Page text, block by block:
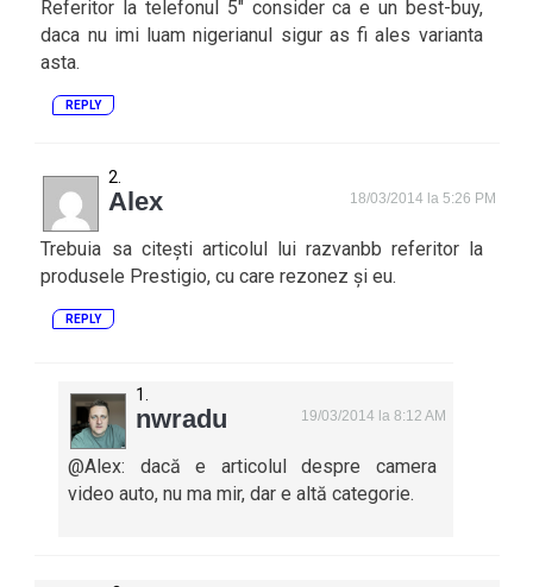
Referitor la telefonul 5″ consider ca e un best-buy,
daca nu imi luam nigerianul sigur as fi ales varianta
asta.
REPLY
Alex 18/03/2014 la 5:26 PM
Trebuia sa citești articolul lui razvanbb referitor la
produsele Prestigio, cu care rezonez și eu.
REPLY
nwradu 19/03/2014 la 8:12 AM
@Alex: dacă e articolul despre camera
video auto, nu ma mir, dar e altă categorie.